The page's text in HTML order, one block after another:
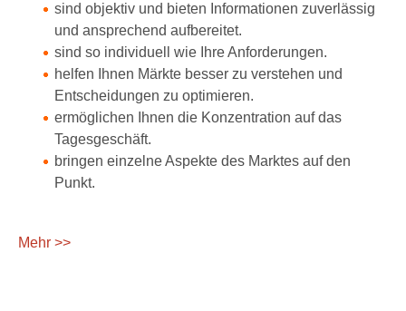
sind objektiv und bieten Informationen zuverlässig
und ansprechend aufbereitet.
sind so individuell wie Ihre Anforderungen.
helfen Ihnen Märkte besser zu verstehen und
Entscheidungen zu optimieren.
ermöglichen Ihnen die Konzentration auf das
Tagesgeschäft.
bringen einzelne Aspekte des Marktes auf den
Punkt.
Mehr >>